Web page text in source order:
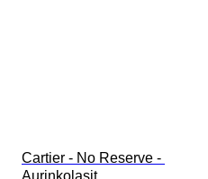
Cartier - No Reserve -